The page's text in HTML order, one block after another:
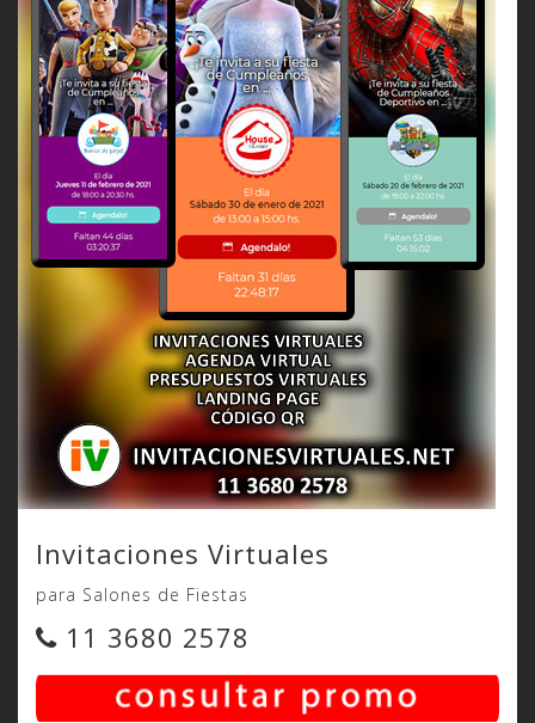
Invitaciones Virtuales
para Salones de Fiestas
11 3680 2578